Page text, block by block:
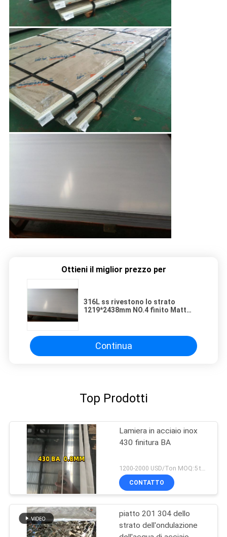
Ottieni il miglior prezzo per
316L ss rivestono lo strato
1219*2438mm NO.4 finito Matt
Continua
Top Prodotti
Lamiera in acciaio inox
430 finitura BA
CONTATTO
piatto 201 304 dello
strato dell'ondulazione